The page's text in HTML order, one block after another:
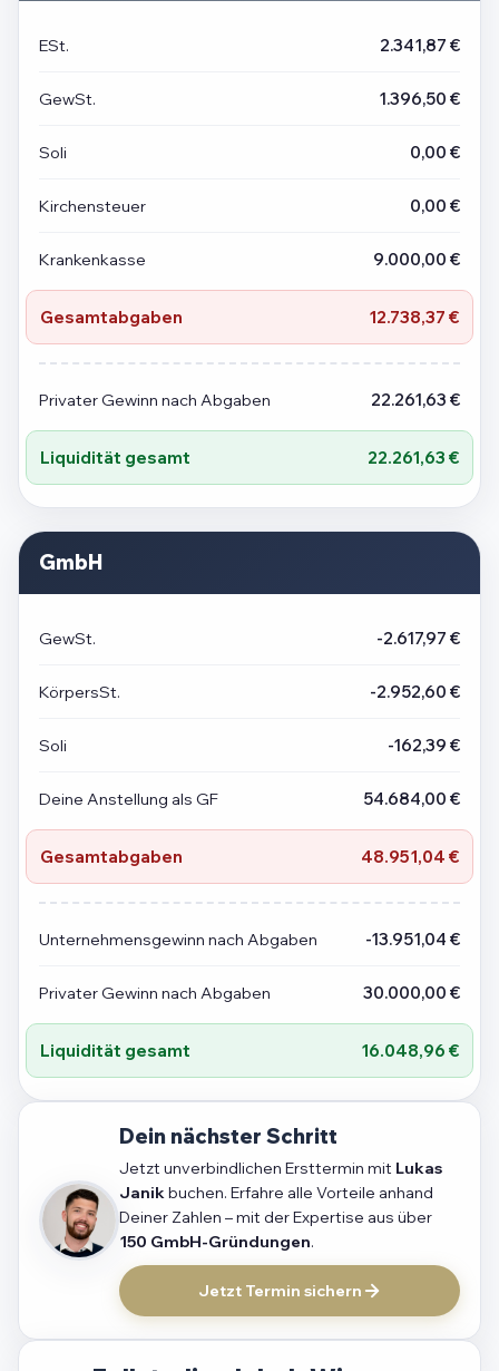
ESt. 2.341,87 €
GewSt. 1.396,50 €
Soli 0,00 €
Kirchensteuer 0,00 €
Krankenkasse 9.000,00 €
Gesamtabgaben 12.738,37 €
Privater Gewinn nach Abgaben 22.261,63 €
Liquidität gesamt 22.261,63 €
GmbH
GewSt. -2.617,97 €
KörpersSt. -2.952,60 €
Soli -162,39 €
Deine Anstellung als GF 54.684,00 €
Gesamtabgaben 48.951,04 €
Unternehmensgewinn nach Abgaben -13.951,04 €
Privater Gewinn nach Abgaben 30.000,00 €
Liquidität gesamt 16.048,96 €
Dein nächster Schritt
Jetzt unverbindlichen Ersttermin mit Lukas
Janikbuchen. Erfahre alle Vorteile anhand
Deiner Zahlen – mit der Expertise aus über
150 GmbH-Gründungen.
Jetzt Termin sichern